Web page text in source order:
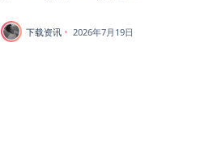
下载资讯 2026年7月19日